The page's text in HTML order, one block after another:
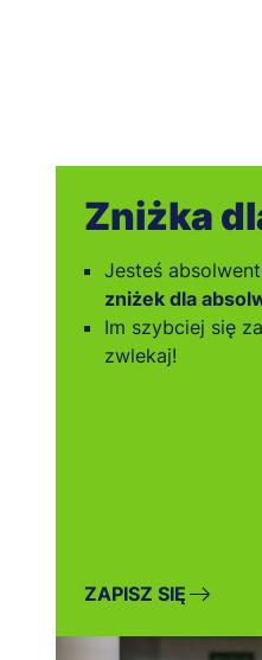
​​​Zniżka
Jesteś
zniżek dla
Im szybciej się
zwlekaj!
ZAPISZ SIĘ